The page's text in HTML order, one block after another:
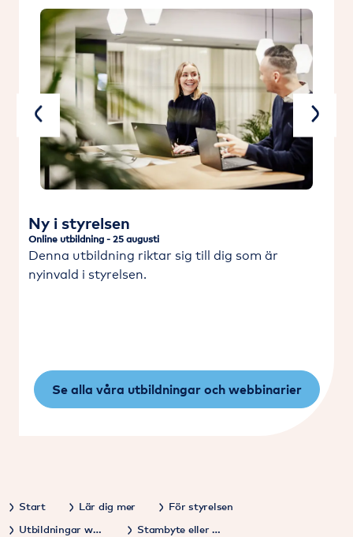
Previous
Ny i styrelsen
Online utbildning - 25 augusti
Denna utbildning riktar sig till dig som är
nyinvald i styrelsen.
Next
Se alla våra utbildningar och webbinarier
Start Lär dig mer
För styrelsen
Utbildningar webbinarier
Stambyte eller stamrenovering